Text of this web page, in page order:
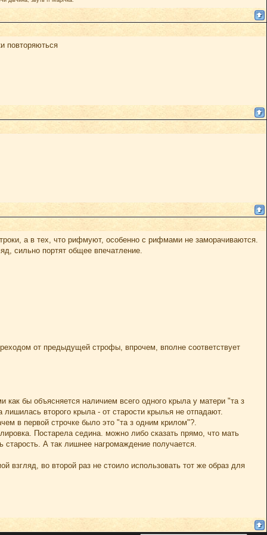
повторяються
а в тех, что рифмуют, особенно с рифмами не заморачиваются.
сильно портят общее впечатление.
от предыдущей строфы, впрочем, вполне соответствует
как бы объясняется наличием всего одного крыла у матери "та з
второго крыла - от старости крылья не отпадают.
в первой строчке было это "та з одним крилом"?.
Постарела седина. можно либо сказать прямо, что мать
старость. А так лишнее нагромаждение получается.
во второй раз не стоило использовать тот же образ для